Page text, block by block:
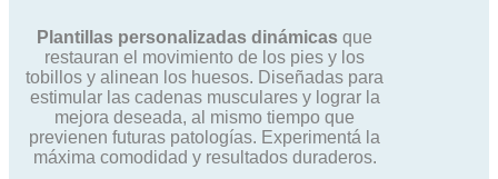
Plantillas personalizadas dinámicas que
restauran el movimiento de los pies y los
tobillos y alinean los huesos. Diseñadas para
estimular las cadenas musculares y lograr la
mejora deseada, al mismo tiempo que
previenen futuras patologías. Experimentá la
máxima comodidad y resultados duraderos.